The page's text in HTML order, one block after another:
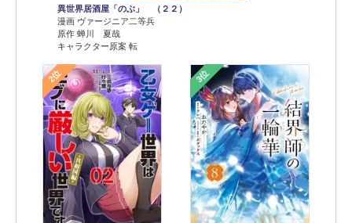
異世界居酒屋「のぶ」 （２２）
漫画 ヴァージニア二等兵
原作 蝉川 夏哉
キャラクター原案 転
2位 3位